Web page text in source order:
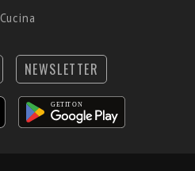
Cucina
NEWSLETTER